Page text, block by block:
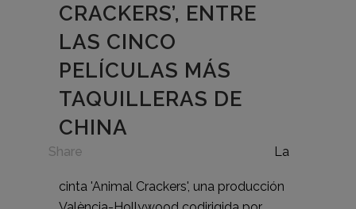
CRACKERS’, ENTRE
LAS CINCO
PELÍCULAS MÁS
TAQUILLERAS DE
CHINA
Share La
cinta 'Animal Crackers', una producción